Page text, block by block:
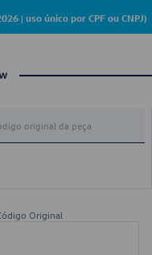
| uso único por CPF ou CNPJ)
Original